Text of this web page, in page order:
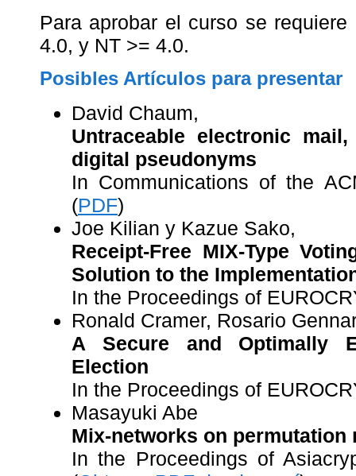
Para aprobar el curso se
4.0, y NT >= 4.0.
Posibles Artículos para presentar
David Chaum,
Untraceable electronic
digital pseudonyms
In Communications of the
(PDF)
Joe Kilian y Kazue Sako,
Receipt-Free MIX-Type
Solution to the
In the Proceedings of
Ronald Cramer, Rosario
A Secure and Optimally
Election
In the Proceedings of
Masayuki Abe
Mix-networks on permutation
In the Proceedings of